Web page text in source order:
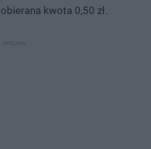
kwota 0,50 zł.